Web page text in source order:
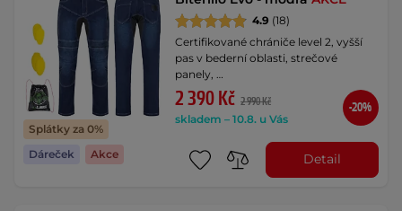
Splátky za 0%
Dáreček
Akce
4.9 (18)
Certifikované chrániče level 2, vyšší
pas v bederní oblasti, strečové
panely, …
2 390 Kč 2 990 Kč
skladem – 10.8. u Vás
-20%
Detail